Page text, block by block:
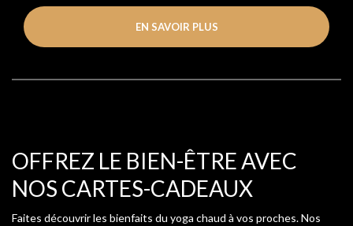
EN SAVOIR PLUS
OFFREZ LE BIEN-ÊTRE AVEC
NOS CARTES-CADEAUX
Faites découvrir les bienfaits du yoga chaud à vos proches. Nos